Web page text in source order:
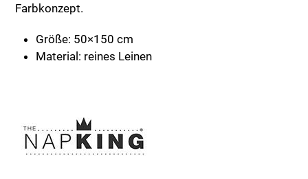
Farbkonzept.
Größe: 50×150 cm
Material: reines Leinen